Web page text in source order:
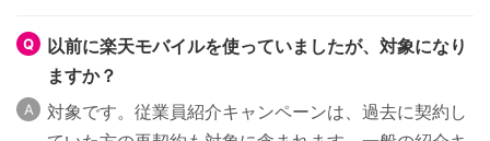
以前に楽天モバイルを使っていましたが、対象になり
ますか？
対象です。従業員紹介キャンペーンは、過去に契約し